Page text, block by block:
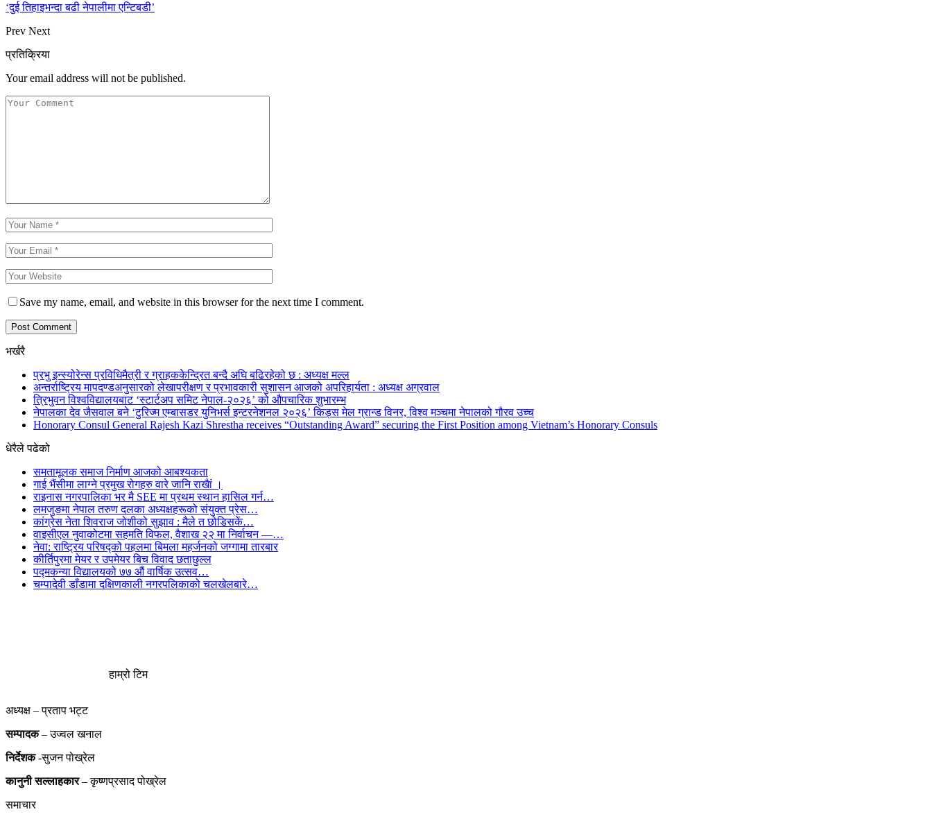
‘दुई तिहाइभन्दा बढी नेपालीमा एन्टिबडी’
Prev Next
प्रतिक्रिया
Your email address will not be published.
Save my name, email, and website in this browser for the next time I comment.
भर्खरै
प्रभु इन्स्योरेन्स प्रविधिमैत्री र ग्राहककेन्द्रित बन्दै अघि बढिरहेको छ : अध्यक्ष मल्ल
अन्तर्राष्ट्रिय मापदण्डअनुसारको लेखापरीक्षण र प्रभावकारी सुशासन आजको अपरिहार्यता : अध्यक्ष अग्रवाल
त्रिभुवन विश्वविद्यालयबाट ‘स्टार्टअप समिट नेपाल-२०२६’ को औपचारिक शुभारम्भ
नेपालका देव जैसवाल बने ‘टुरिज्म एम्बासडर युनिभर्स इन्टरनेशनल २०२६’ किड्स मेल ग्रान्ड विनर, विश्व मञ्चमा नेपालको गौरव उच्च
Honorary Consul General Rajesh Kazi Shrestha receives “Outstanding Award” securing the First Position among Vietnam’s Honorary Consuls
धेरैले पढेको
समतामूलक समाज निर्माण आजको आबश्यकता
गाई भैंसीमा लाग्ने प्रमुख रोगहरु वारे जानि राखैां ।
राइनास नगरपालिका भर मै SEE मा प्रथम स्थान हासिल गर्न…
लमजुङमा नेपाल तरुण दलका अध्यक्षहरूको संयुक्त प्रेस…
कांग्रेस नेता शिवराज जोशीको सुझाव : मैले त छोडिसकें…
वाइसीएल नुवाकोटमा सहमति विफल, वैशाख २२ मा निर्वाचन —…
नेवा: राष्ट्रिय परिषद्को पहलमा बिमला महर्जनको जग्गामा तारबार
कीर्तिपुरमा मेयर र उपमेयर बिच विवाद छताछुल्ल
पद्मकन्या विद्यालयको ७७ औं ‌‌वार्षिक ‌उत्सव…
चम्पादेवी डाँडामा दक्षिणकाली नगरपलिकाको चलखेलबारे…
हाम्रो टिम
अध्यक्ष – प्रताप भट्ट
सम्पादक– उज्वल खनाल
निर्देशक-सुजन पोख्रेल
कानुनी सल्लाहकार– कृष्णप्रसाद पोख्रेल
समाचार